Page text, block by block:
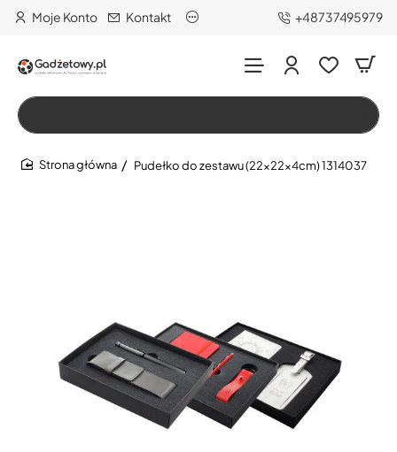
Moje Konto Kontakt +48737495979
Szukaj…
Pudełko do zestawu (22x22x4cm) 1314037